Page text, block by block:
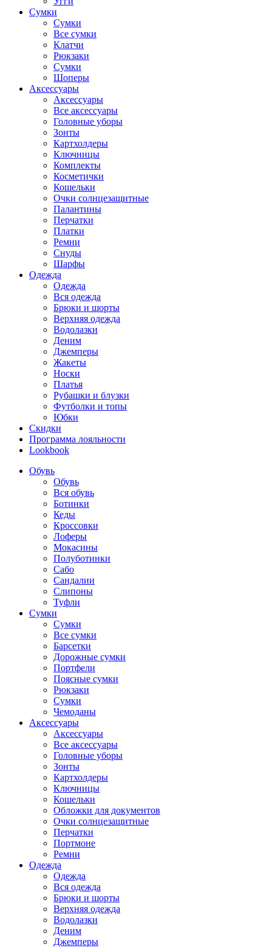
Сумки
Сумки
Все сумки
Клатчи
Рюкзаки
Сумки
Шоперы
Аксессуары
Аксессуары
Все аксессуары
Головные уборы
Зонты
Картхолдеры
Ключницы
Комплекты
Косметички
Кошельки
Очки солнцезащитные
Палантины
Перчатки
Платки
Ремни
Снуды
Шарфы
Одежда
Одежда
Вся одежда
Брюки и шорты
Верхняя одежда
Водолазки
Деним
Джемперы
Жакеты
Носки
Платья
Рубашки и блузки
Футболки и топы
Юбки
Скидки
Программа лояльности
Lookbook
Обувь
Обувь
Вся обувь
Ботинки
Кеды
Кроссовки
Лоферы
Мокасины
Полуботинки
Сабо
Сандалии
Слипоны
Туфли
Сумки
Сумки
Все сумки
Барсетки
Дорожные сумки
Портфели
Поясные сумки
Рюкзаки
Сумки
Чемоданы
Аксессуары
Аксессуары
Все аксессуары
Головные уборы
Зонты
Картхолдеры
Ключницы
Кошельки
Обложки для документов
Очки солнцезащитные
Перчатки
Портмоне
Ремни
Одежда
Одежда
Вся одежда
Брюки и шорты
Верхняя одежда
Водолазки
Деним
Джемперы